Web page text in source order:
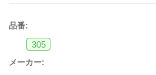
品番:
305
メーカー: